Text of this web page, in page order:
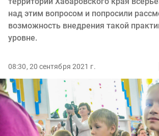
над этим вопросом и попросили
возможность внедрения такой
уровне.
08:30, 20 сентября 2021 г.